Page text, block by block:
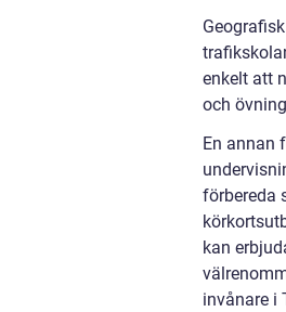
enkelt att
och
En annan
förbereda
kan
invånare i